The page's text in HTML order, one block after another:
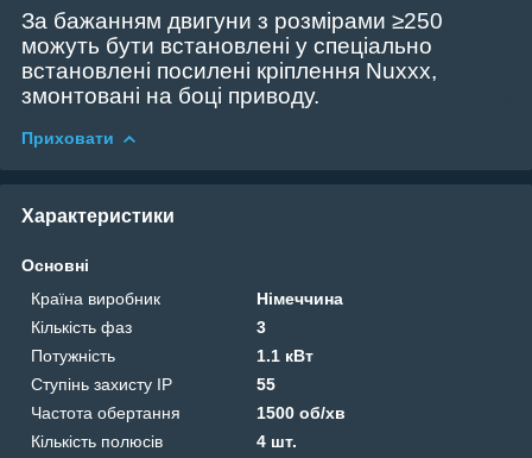
За бажанням двигуни з розмірами ≥250
можуть бути встановлені у спеціально
встановлені посилені кріплення Nuxxx,
змонтовані на боці приводу.
Приховати
Характеристики
Основні
Країна виробник
Німеччина
Кількість фаз
3
Потужність
1.1 кВт
Ступінь захисту IP
55
Частота обертання
1500 об/хв
Кількість полюсів
4 шт.